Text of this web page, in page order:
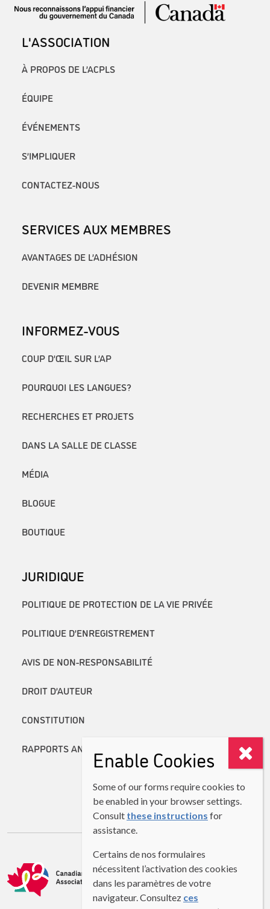
L'ASSOCIATION
À PROPOS DE L’ACPLS
ÉQUIPE
ÉVÉNEMENTS
S’IMPLIQUER
CONTACTEZ-NOUS
SERVICES AUX MEMBRES
AVANTAGES DE L’ADHÉSION
DEVENIR MEMBRE
INFORMEZ-VOUS
COUP D’ŒIL SUR L’AP
POURQUOI LES LANGUES?
RECHERCHES ET PROJETS
DANS LA SALLE DE CLASSE
MÉDIA
BLOGUE
BOUTIQUE
JURIDIQUE
POLITIQUE DE PROTECTION DE LA VIE PRIVÉE
POLITIQUE D’ENREGISTREMENT
AVIS DE NON-RESPONSABILITÉ
DROIT D’AUTEUR
CONSTITUTION
RAPPORTS ANNUELSEnable Cookies
Some of our forms require cookies to
be enabled in your browser settings.
Consult these instructions for
assistance.
Certains de nos formulaires
nécessitent l’activation des cookies
dans les paramètres de votre
navigateur. Consultez ces